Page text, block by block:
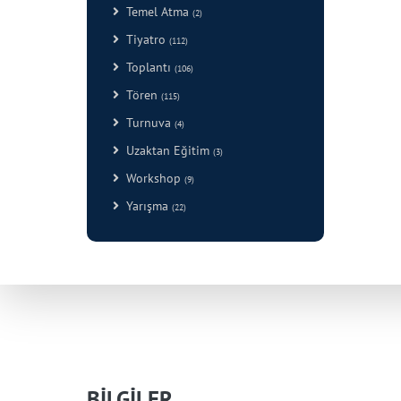
Temel Atma (2)
Tiyatro (112)
Toplantı (106)
Tören (115)
Turnuva (4)
Uzaktan Eğitim (3)
Workshop (9)
Yarışma (22)